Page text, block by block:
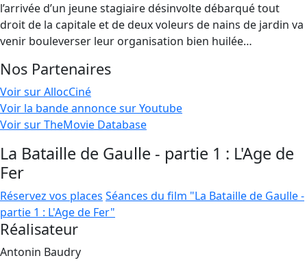
l’arrivée d’un jeune stagiaire désinvolte débarqué tout
droit de la capitale et de deux voleurs de nains de jardin va
venir bouleverser leur organisation bien huilée…
Nos Partenaires
Voir sur AllocCiné
Voir la bande annonce sur Youtube
Voir sur TheMovie Database
La Bataille de Gaulle - partie 1 : L'Age de
Fer
Réservez vos places Séances du film "La Bataille de Gaulle -
partie 1 : L'Age de Fer"
Réalisateur
Antonin Baudry